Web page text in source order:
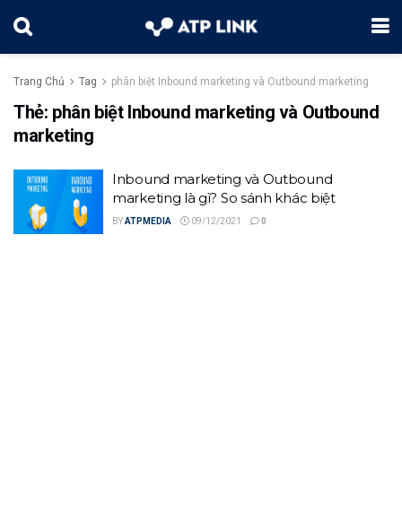
Trang Chủ Tag phân biệt Inbound marketing và Outbound marketing
Thẻ: phân biệt Inbound marketing và Outbound
marketing
Inbound marketing và Outbound
marketing là gì? So sánh khác biệt
BYATPMEDIA 09/12/2021 0